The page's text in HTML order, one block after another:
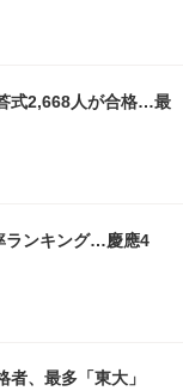
式2,668人が合格…最
ランキング…慶應4
者、最多「東大」